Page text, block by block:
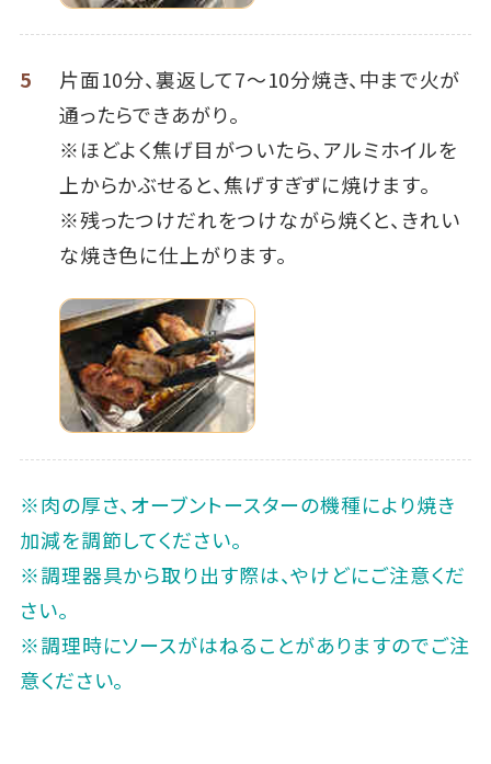
5
片面10分、裏返して7～10分焼き、中まで火が
通ったらできあがり。
※ほどよく焦げ目がついたら、アルミホイルを
上からかぶせると、焦げすぎずに焼けます。
※残ったつけだれをつけながら焼くと、きれい
な焼き色に仕上がります。
※肉の厚さ、オーブントースターの機種により焼き
加減を調節してください。
※調理器具から取り出す際は、やけどにご注意くだ
さい。
※調理時にソースがはねることがありますのでご注
意ください。